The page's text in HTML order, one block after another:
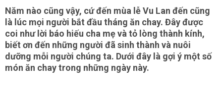
Năm nào cũng vậy, cứ đến mùa lễ Vu Lan đến cũng
là lúc mọi người bắt đầu tháng ăn chay. Đây được
coi như lời báo hiếu cha mẹ và tỏ lòng thành kính,
biết ơn đến những người đã sinh thành và nuôi
dưỡng mỗi người chúng ta. Dưới đây là gợi ý một số
món ăn chay trong những ngày này.